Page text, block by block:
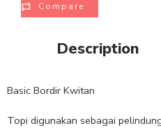
Compare
Description
Basic Bordir Kwitan
Topi digunakan sebagai